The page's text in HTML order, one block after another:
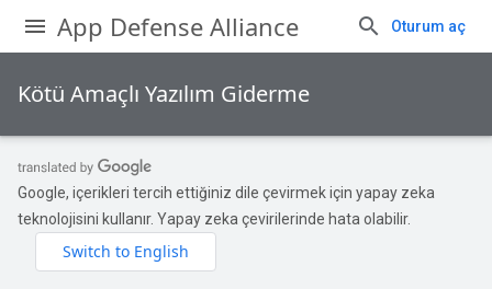
App Defense Alliance Oturum aç
Kötü Amaçlı Yazılım Giderme
Google, içerikleri tercih ettiğiniz dile çevirmek için yapay zeka
teknolojisini kullanır. Yapay zeka çevirilerinde hata olabilir.